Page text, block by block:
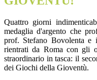
Quattro giorni
medaglia d'argento che
prof. Stefano Bovolenta e
rientrati da Roma con gli
straordinario in tasca: il
dei Giochi della Gioventù.